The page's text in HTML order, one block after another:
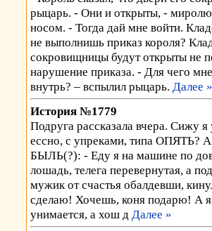
рыцарь. - Они и открыты, -
носом. - Тогда дай мне войти.
не выполнишь приказ короля?
сокровищницы будут открыты не
нарушение приказа. - Для чего
внутрь? – вспылил рыцарь. Далее »
История №1779
Подруга рассказала вчера. Сижу
ессно, с упреками, типа ОПЯТЬ? А
БЫЛЬ(?): - Еду я на машине по
лошадь, телега перевернутая, а
мужик от счастья обалдевши,
сделаю! Хочешь, коня подарю! А
унимается, а хош д Далее »